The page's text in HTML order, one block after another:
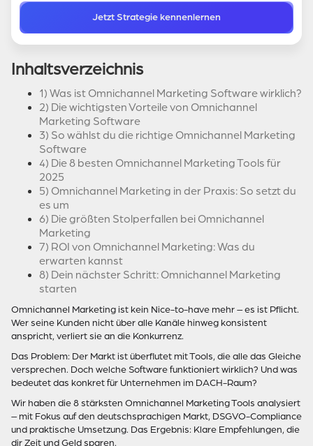
Omnichannel Marketing ist kein Nice-to-have mehr – es ist Pflicht.
Wer seine Kunden nicht über alle Kanäle hinweg konsistent
anspricht, verliert sie an die Konkurrenz.
Das Problem: Der Markt ist überflutet mit Tools, die alle das Gleiche
versprechen. Doch welche Software funktioniert wirklich? Und was
bedeutet das konkret für Unternehmen im DACH-Raum?
Wir haben die 8 stärksten Omnichannel Marketing Tools analysiert
– mit Fokus auf den deutschsprachigen Markt, DSGVO-Compliance
und praktische Umsetzung. Das Ergebnis: Klare Empfehlungen, die
dir Zeit und Geld sparen.
Jetzt Strategie kennenlernen
Inhaltsverzeichnis
1) Was ist Omnichannel Marketing Software wirklich?
2) Die wichtigsten Vorteile von Omnichannel
Marketing Software
3) So wählst du die richtige Omnichannel Marketing
Software
4) Die 8 besten Omnichannel Marketing Tools für
2025
5) Omnichannel Marketing in der Praxis: So setzt du
es um
6) Die größten Stolperfallen bei Omnichannel
Marketing
7) ROI von Omnichannel Marketing: Was du
erwarten kannst
8) Dein nächster Schritt: Omnichannel Marketing
starten